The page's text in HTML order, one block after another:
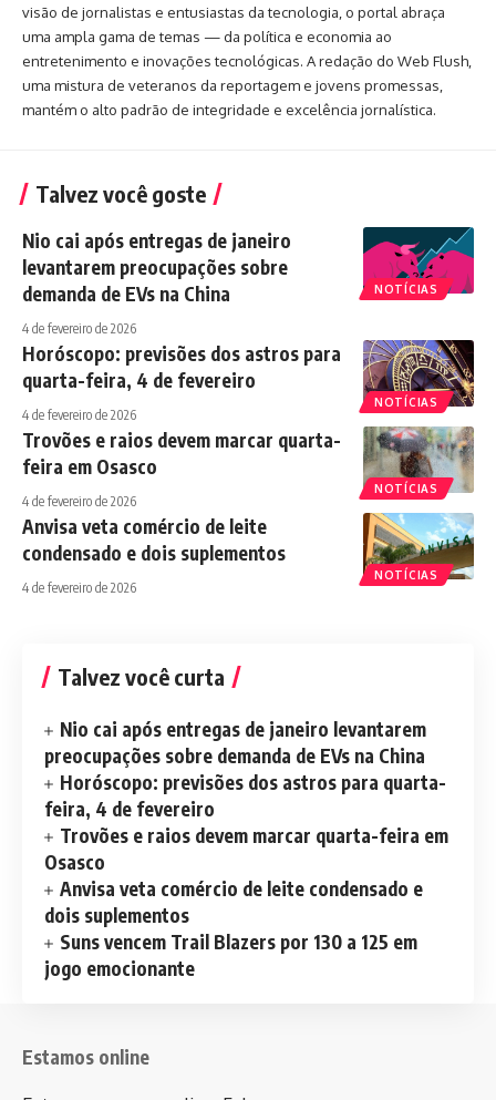
visão de jornalistas e entusiastas da tecnologia, o portal abraça
uma ampla gama de temas — da política e economia ao
entretenimento e inovações tecnológicas. A redação do Web Flush,
uma mistura de veteranos da reportagem e jovens promessas,
mantém o alto padrão de integridade e excelência jornalística.
Talvez você goste
NOTÍCIAS
Nio cai após entregas de janeiro
levantarem preocupações sobre
demanda de EVs na China
4 de fevereiro de 2026
NOTÍCIAS
Horóscopo: previsões dos astros para
quarta-feira, 4 de fevereiro
4 de fevereiro de 2026
NOTÍCIAS
Trovões e raios devem marcar quarta-
feira em Osasco
4 de fevereiro de 2026
NOTÍCIAS
Anvisa veta comércio de leite
condensado e dois suplementos
4 de fevereiro de 2026
Talvez você curta
Nio cai após entregas de janeiro levantarem
preocupações sobre demanda de EVs na China
Horóscopo: previsões dos astros para quarta-
feira, 4 de fevereiro
Trovões e raios devem marcar quarta-feira em
Osasco
Anvisa veta comércio de leite condensado e
dois suplementos
Suns vencem Trail Blazers por 130 a 125 em
jogo emocionante
Estamos online